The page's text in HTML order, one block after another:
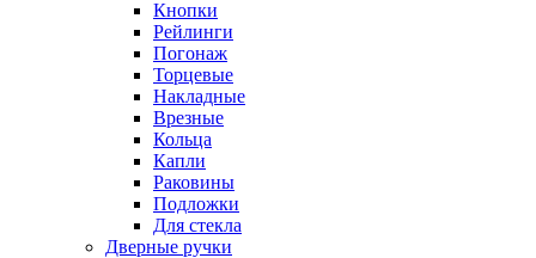
Кнопки
Рейлинги
Погонаж
Торцевые
Накладные
Врезные
Кольца
Капли
Раковины
Подложки
Для стекла
Дверные ручки